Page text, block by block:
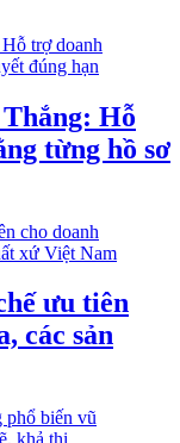
Hỗ
từng hồ sơ
ưu tiên
các sản